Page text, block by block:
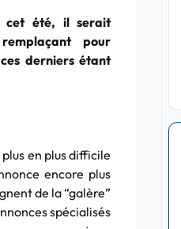
cet été, il serait
pour
derniers étant
en plus difficile
encore plus
de la “galère”
spécialisés